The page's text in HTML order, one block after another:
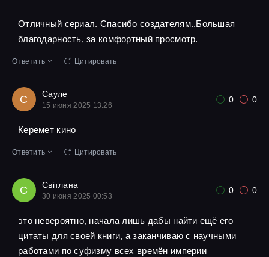
Отличный сериал. Спасибо создателям..Большая
благодарность, за комфортный просмотр.
Ответить Цитировать
С Сауле
15 июня 2025 13:26
0 0
Керемет кино
Ответить Цитировать
С Світлана
30 июня 2025 00:53
0 0
это невероятно, начала лишь дабы найти ещё его
цитаты для своей книги, а заканчиваю с научными
работами по суфизму всех времён империи